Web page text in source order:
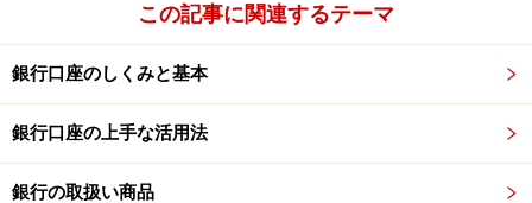
・金利計算：3年までは6カ月ごとに段階的に金利が変わ
る。10年間は半年複利で利子を計算する。
払い戻し自由（ペナルティーなし）。
・預入金額：1000円以上（1000円単位）
この記事に関連するテーマ
銀行口座のしくみと基本
銀行口座の上手な活用法
銀行の取扱い商品